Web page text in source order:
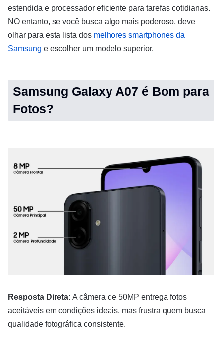
estendida e processador eficiente para tarefas cotidianas.
NO entanto, se você busca algo mais poderoso, deve
olhar para esta lista dos melhores smartphones da
Samsung e escolher um modelo superior.
Samsung Galaxy A07 é Bom para
Fotos?
Resposta Direta: A câmera de 50MP entrega fotos
aceitáveis em condições ideais, mas frustra quem busca
qualidade fotográfica consistente.